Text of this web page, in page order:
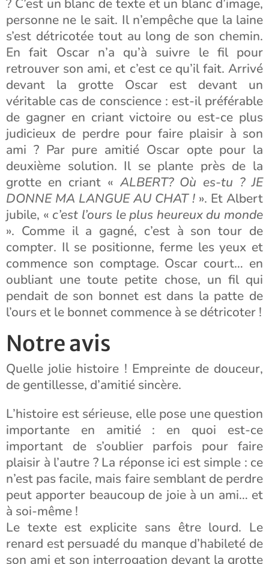
? C’est un blanc de texte et un blanc d’image,
personne ne le sait. Il n’empêche que la laine
s’est détricotée tout au long de son chemin.
En fait Oscar n’a qu’à suivre le fil pour
retrouver son ami, et c’est ce qu’il fait. Arrivé
devant la grotte Oscar est devant un
véritable cas de conscience : est-il préférable
de gagner en criant victoire ou est-ce plus
judicieux de perdre pour faire plaisir à son
ami ? Par pure amitié Oscar opte pour la
deuxième solution. Il se plante près de la
grotte en criant « ALBERT? Où es-tu ? JE
DONNE MA LANGUE AU CHAT ! ». Et Albert
jubile, « c’est l’ours le plus heureux du monde
». Comme il a gagné, c’est à son tour de
compter. Il se positionne, ferme les yeux et
commence son comptage. Oscar court… en
oubliant une toute petite chose, un fil qui
pendait de son bonnet est dans la patte de
l’ours et le bonnet commence à se détricoter !
Notre avis
Quelle jolie histoire ! Empreinte de douceur,
de gentillesse, d’amitié sincère.
L’histoire est sérieuse, elle pose une question
importante en amitié : en quoi est-ce
important de s’oublier parfois pour faire
plaisir à l’autre ? La réponse ici est simple : ce
n’est pas facile, mais faire semblant de perdre
peut apporter beaucoup de joie à un ami… et
à soi-même !
Le texte est explicite sans être lourd. Le
renard est persuadé du manque d’habileté de
son ami et son interrogation devant la grotte